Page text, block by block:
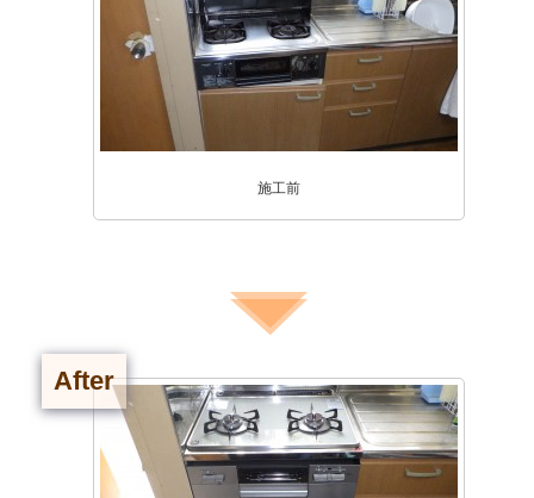
施工前
After